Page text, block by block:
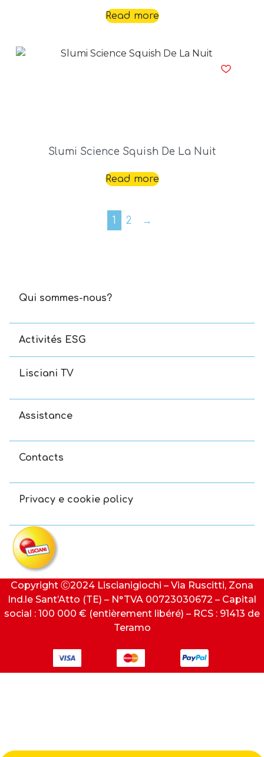
Read more
Slumi Science Squish De La Nuit
Read more
1 2 →
Qui sommes-nous?
Activités ESG
Lisciani TV
Assistance
Contacts
Privacy e cookie policy
Copyright Ⓒ2024 Liscianigiochi – Via Ruscitti, Zona
Ind.le Sant’Atto (TE) – N°TVA 00723030672 – Capital
social : 100 000 € (entièrement libéré) – RCS : 91413 de
Teramo